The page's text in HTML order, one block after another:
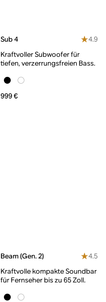
Sub 4
4.9
Kraftvoller Subwoofer für
tiefen, verzerrungsfreien Bass.
999 €
Beam (Gen. 2)
4.5
Kraftvolle kompakte Soundbar
für Fernseher bis zu 65 Zoll.